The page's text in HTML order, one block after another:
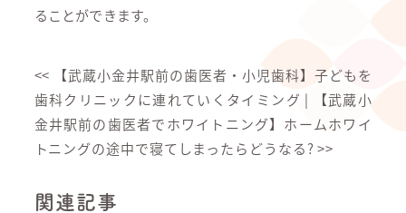
ることができます。
<< 【武蔵小金井駅前の歯医者・小児歯科】子どもを
歯科クリニックに連れていくタイミング |
【武蔵小
金井駅前の歯医者でホワイトニング】ホームホワイ
トニングの途中で寝てしまったらどうなる?>>
関連記事